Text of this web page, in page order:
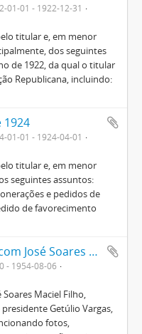
01-01 - 1922-12-31
titular e, em menor
dos seguintes
de 1922, da qual o titular
Republicana, incluindo:
1924
01-01 - 1924-04-01
titular e, em menor
seguintes assuntos:
e pedidos de
de favorecimento
Correspondências trocadas com José Soares Maciel Filho tratando de assuntos pessoais e mencionando fotos, divergências e pedidos políticos
- 1954-08-06
Maciel Filho,
Getúlio Vargas,
fotos,